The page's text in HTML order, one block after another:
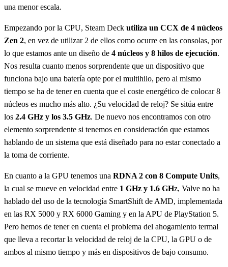
una menor escala.
Empezando por la CPU, Steam Deck utiliza un CCX de 4 núcleos
Zen 2, en vez de utilizar 2 de ellos como ocurre en las consolas, por
lo que estamos ante un diseño de 4 núcleos y 8 hilos de ejecución.
Nos resulta cuanto menos sorprendente que un dispositivo que
funciona bajo una batería opte por el multihilo, pero al mismo
tiempo se ha de tener en cuenta que el coste energético de colocar 8
núcleos es mucho más alto. ¿Su velocidad de reloj? Se sitúa entre
los 2.4 GHz y los 3.5 GHz. De nuevo nos encontramos con otro
elemento sorprendente si tenemos en consideración que estamos
hablando de un sistema que está diseñado para no estar conectado a
la toma de corriente.
En cuanto a la GPU tenemos una RDNA 2 con 8 Compute Units,
la cual se mueve en velocidad entre 1 GHz y 1.6 GHz, Valve no ha
hablado del uso de la tecnología SmartShift de AMD, implementada
en las RX 5000 y RX 6000 Gaming y en la APU de PlayStation 5.
Pero hemos de tener en cuenta el problema del ahogamiento termal
que lleva a recortar la velocidad de reloj de la CPU, la GPU o de
ambos al mismo tiempo y más en dispositivos de bajo consumo.